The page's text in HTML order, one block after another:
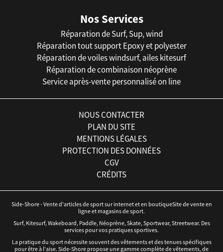
Nos Services
Réparation de Surf, Sup, wind
Réparation tout support Epoxy et polyester
Réparation de voiles windsurf, ailes kitesurf
Réparation de combinaison néoprène
Service après-vente personnalisé on line
NOUS CONTACTER
PLAN DU SITE
MENTIONS LÉGALES
PROTECTION DES DONNÉES
CGV
CRÉDITS
Side-Shore - Vente d'articles de sport sur internet et en boutiqueSite de vente en
ligne et magasins de sport.
Surf, Kitesurf, Wakeboard, Paddle, Néoprène, Skate, Sportwear, Streetwear. Des
services pour vos pratiques sportives.
La pratique du sport nécessite souvent des vêtements et des tenues spécifiques
pour être à l'aise. Side-Shore propose une gamme complète de vêtements, de